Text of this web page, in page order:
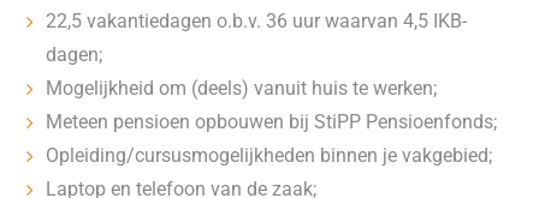
22,5 vakantiedagen o.b.v. 36 uur waarvan 4,5 IKB-
dagen;
Mogelijkheid om (deels) vanuit huis te werken;
Meteen pensioen opbouwen bij StiPP Pensioenfonds;
Opleiding/cursusmogelijkheden binnen je vakgebied;
Laptop en telefoon van de zaak;